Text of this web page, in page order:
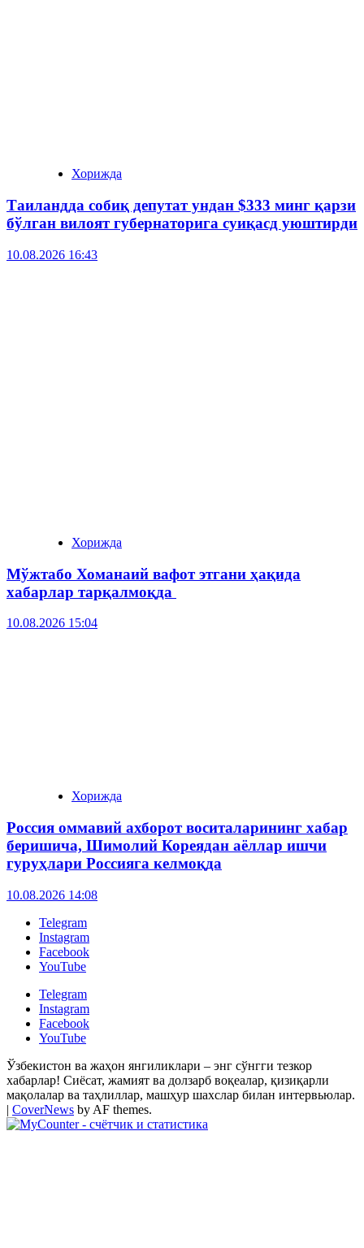
Хорижда
Таиландда собиқ депутат ундан $333 минг қарзи
бўлган вилоят губернаторига суиқасд уюштирди
10.08.2026 16:43
Хорижда
Мўжтабо Хоманаий вафот этгани ҳақида
хабарлар тарқалмоқда
10.08.2026 15:04
Хорижда
Россия оммавий ахборот воситаларининг хабар
беришича, Шимолий Кореядан аёллар ишчи
гуруҳлари Россияга келмоқда
10.08.2026 14:08
Telegram
Instagram
Facebook
YouTube
Telegram
Instagram
Facebook
YouTube
Ўзбекистон ва жаҳон янгиликлари – энг сўнгги тезкор
хабарлар! Сиёсат, жамият ва долзарб воқеалар, қизиқарли
мақолалар ва таҳлиллар, машҳур шахслар билан интервьюлар.
| CoverNews by AF themes.